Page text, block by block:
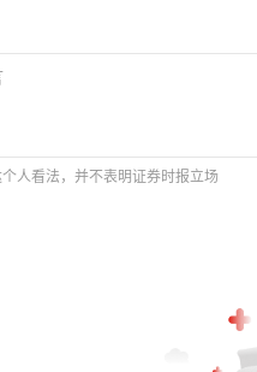
人看法，并不表明证券时报立场